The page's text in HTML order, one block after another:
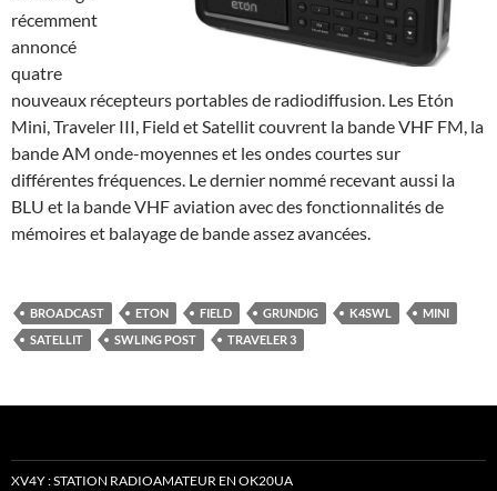
récemment
annoncé
quatre
nouveaux récepteurs portables de radiodiffusion. Les Etón
Mini, Traveler III, Field et Satellit couvrent la bande VHF FM, la
bande AM onde-moyennes et les ondes courtes sur
différentes fréquences. Le dernier nommé recevant aussi la
BLU et la bande VHF aviation avec des fonctionnalités de
mémoires et balayage de bande assez avancées.
BROADCAST ETON FIELD GRUNDIG K4SWL
MINI
SATELLIT
SWLING POST TRAVELER 3
XV4Y : STATION RADIOAMATEUR EN OK20UA